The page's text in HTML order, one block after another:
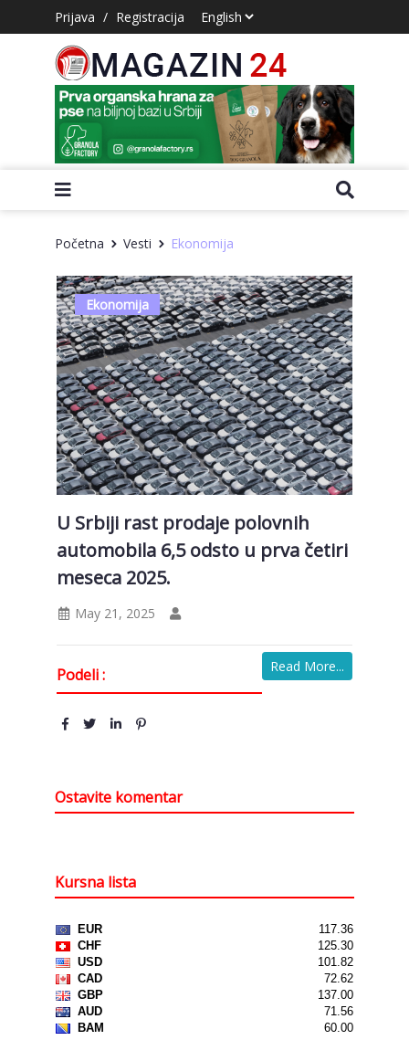
Prijava / Registracija
Početna Vesti Ekonomija
Ekonomija
U Srbiji rast prodaje polovnih
automobila 6,5 odsto u prva četiri
meseca 2025.
May 21, 2025
Read More...
Podeli :
Ostavite komentar
Kursna lista